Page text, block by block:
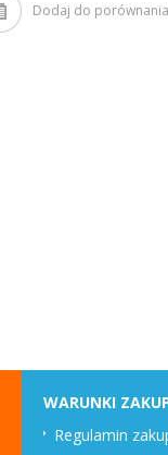
Dodaj do porównania
WARUNKI
Regulamin